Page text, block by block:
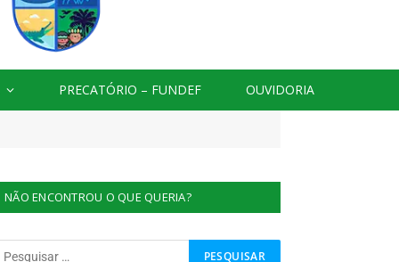
PRECATÓRIO – FUNDEF OUVIDORIA
NÃO ENCONTROU O QUE QUERIA?